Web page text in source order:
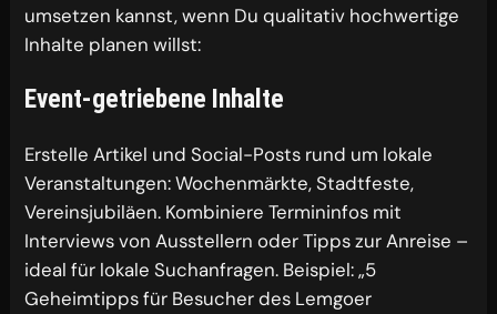
umsetzen kannst, wenn Du qualitativ hochwertige
Inhalte planen willst:
Event-getriebene Inhalte
Erstelle Artikel und Social-Posts rund um lokale
Veranstaltungen: Wochenmärkte, Stadtfeste,
Vereinsjubiläen. Kombiniere Termininfos mit
Interviews von Ausstellern oder Tipps zur Anreise –
ideal für lokale Suchanfragen. Beispiel: „5
Geheimtipps für Besucher des Lemgoer